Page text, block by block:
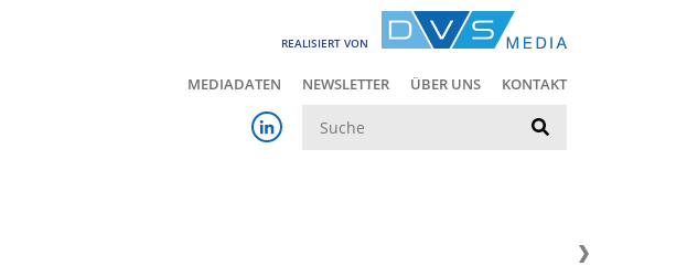
REALISIERT VON
MEDIADATEN NEWSLETTER ÜBER UNS KONTAKT